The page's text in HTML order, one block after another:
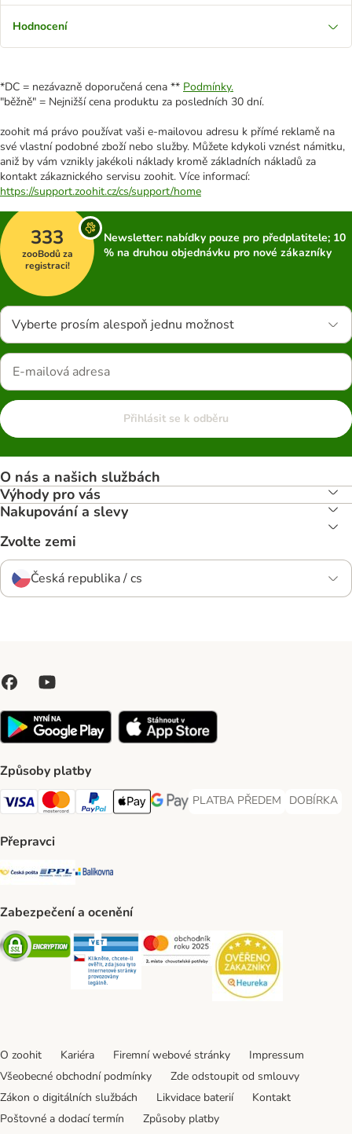
Hodnocení
*DC = nezávazně doporučená cena ** Podmínky.
"běžně" = Nejnižší cena produktu za posledních 30 dní.
zoohit má právo používat vaši e-mailovou adresu k přímé reklamě na
své vlastní podobné zboží nebo služby. Můžete kdykoli vznést námitku,
aniž by vám vznikly jakékoli náklady kromě základních nákladů za
kontakt zákaznického servisu zoohit. Více informací:
https://support.zoohit.cz/cs/support/home
333
zooBodů za
registraci!
Newsletter: nabídky pouze pro předplatitele; 10
% na druhou objednávku pro nové zákazníky
Vyberte prosím alespoň jednu možnost
Přihlásit se k odběru
O nás a našich službách
Výhody pro vás
Nakupování a slevy
Zvolte zemi
Česká republika / cs
Způsoby platby
Visa Payment Method
Mastercard Payment Method
PayPal Payment Method
Apple pay Payment Method
GooglePay Payment Method
PLATBA PŘEDEM
PLATBA PŘEDEM Payment
DOBÍRKA
DOBÍRKA
Přepravci
Česká pošta Shipping Method
PPL Shipping Method
Balíkovna Shipping Method
Zabezpečení a ocenění
Security Security Security
O zoohit Kariéra Firemní webové stránky
Impressum
Všeobecné obchodní podmínky
Zde odstoupit od smlouvy
Zákon o digitálních službách
Likvidace baterií
Kontakt
Poštovné a dodací termín
Způsoby platby